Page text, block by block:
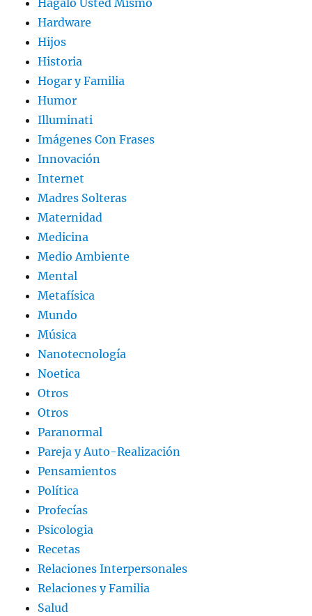
Hágalo Usted Mismo
Hardware
Hijos
Historia
Hogar y Familia
Humor
Illuminati
Imágenes Con Frases
Innovación
Internet
Madres Solteras
Maternidad
Medicina
Medio Ambiente
Mental
Metafísica
Mundo
Música
Nanotecnología
Noetica
Otros
Otros
Paranormal
Pareja y Auto-Realización
Pensamientos
Política
Profecías
Psicologia
Recetas
Relaciones Interpersonales
Relaciones y Familia
Salud